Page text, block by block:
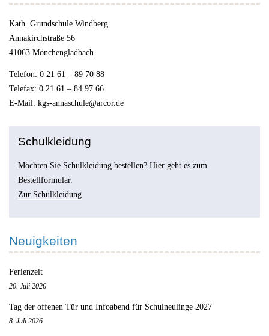
Kath. Grundschule Windberg
Annakirchstraße 56
41063 Mönchengladbach
Telefon: 0 21 61 – 89 70 88
Telefax: 0 21 61 – 84 97 66
E-Mail: kgs-annaschule@arcor.de
Schulkleidung
Möchten Sie Schulkleidung bestellen? Hier geht es zum
Bestellformular.
Zur Schulkleidung
Neuigkeiten
Ferienzeit
20. Juli 2026
Tag der offenen Tür und Infoabend für Schulneulinge 2027
8. Juli 2026